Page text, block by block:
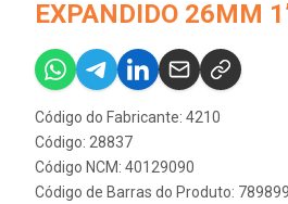
EXPANDIDO 26MM
Código do Fabricante: 4210
Código: 28837
Código NCM: 40129090
Código de Barras do Produto: